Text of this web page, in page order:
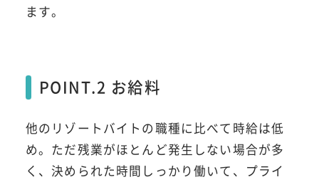
ます。
POINT.2 お給料
他のリゾートバイトの職種に比べて時給は低
め。ただ残業がほとんど発生しない場合が多
く、決められた時間しっかり働いて、プライ